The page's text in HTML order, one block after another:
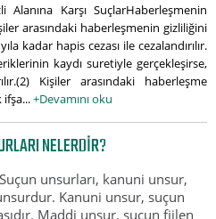
Karşı SuçlarHaberleşmenin
arasındaki haberleşmenin gizliliğini
kadar hapis cezası ile cezalandırılır.
kaydı suretiyle gerçekleşirse,
Kişiler arasındaki haberleşme
ifşa...+Devamını oku
NELERDIR?
unsurları, kanuni unsur,
Kanuni unsur, suçun
Maddi unsur, suçun fiilen